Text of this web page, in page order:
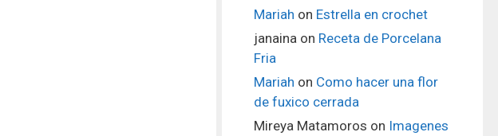
Mariah on Estrella en crochet
janaina on Receta de Porcelana
Fria
Mariah on Como hacer una flor
de fuxico cerrada
Mireya Matamoros on Imagenes